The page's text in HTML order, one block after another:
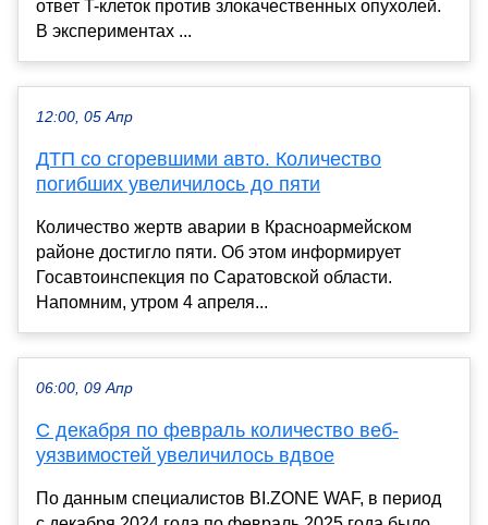
ответ T-клеток против злокачественных опухолей.
В экспериментах ...
12:00, 05 Апр
ДТП со сгоревшими авто. Количество
погибших увеличилось до пяти
Количество жертв аварии в Красноармейском
районе достигло пяти. Об этом информирует
Госавтоинспекция по Саратовской области.
Напомним, утром 4 апреля...
06:00, 09 Апр
С декабря по февраль количество веб-
уязвимостей увеличилось вдвое
По данным специалистов BI.ZONE WAF, в период